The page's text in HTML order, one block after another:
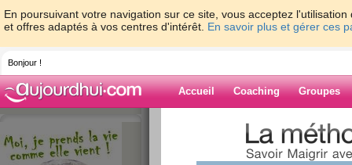
En poursuivant votre navigation sur ce site, vous acceptez
et offres adaptés à vos centres d'intérêt. En savoir plus et gérer ces
Bonjour !
Accueil Coaching Groupes
> > bon